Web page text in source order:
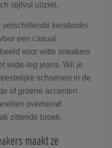
stijlvol uitziet.
verschillende kerstlooks
een casual
voor witte sneakers
wide-leg jeans. Wil je
schoenen in de
of groene accenten
overhemd
zittende broek.
maakt ze